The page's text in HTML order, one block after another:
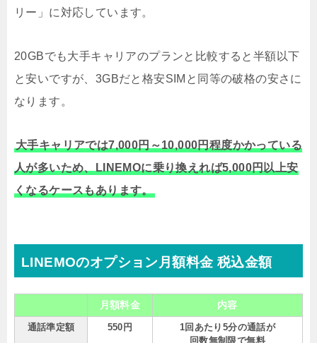
リー」に対応しています。
20GBでも大手キャリアのプランと比較すると半額以下
と安いですが、3GBだと格安SIMと同等の破格の安さに
なります。
大手キャリアでは7,000円～10,000円程度かかっている
人が多いため、LINEMOに乗り換えれば5,000円以上安
くなるケースもあります。
LINEMOのオプション月額料金 税込金額
月額料金 内容
通話準定額 550円
1回あたり5分の通話が
回数無制限で無料